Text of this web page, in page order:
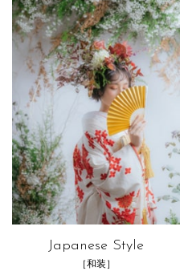
Japanese Style
［和装］